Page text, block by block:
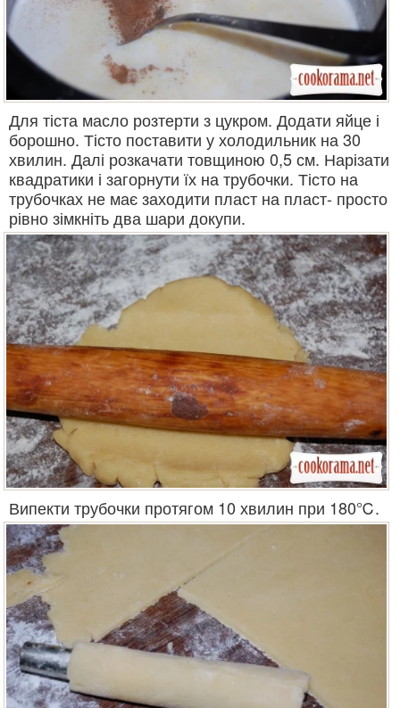
Для тіста масло розтерти з цукром. Додати яйце і
борошно. Тісто поставити у холодильник на 30
хвилин. Далі розкачати товщиною 0,5 см. Нарізати
квадратики і загорнути їх на трубочки. Тісто на
трубочках не має заходити пласт на пласт- просто
рівно зімкніть два шари докупи.
Випекти трубочки протягом 10 хвилин при 180℃.